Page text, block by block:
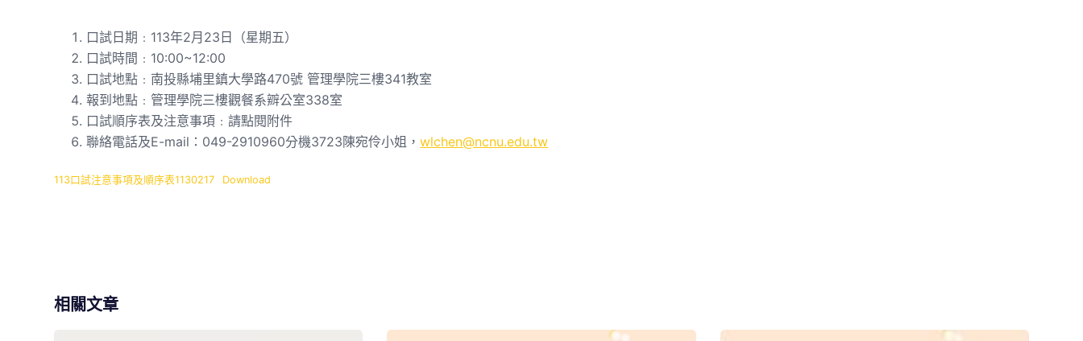
口試日期﹕113年2月23日（星期五）
口試時間﹕10:00~12:00
口試地點﹕南投縣埔里鎮大學路470號 管理學院三樓341教室
報到地點﹕管理學院三樓觀餐系辧公室338室
口試順序表及注意事項﹕請點閱附件
聯絡電話及E-mail：049-2910960分機3723陳宛伶小姐，wlchen@ncnu.edu.tw
113口試注意事項及順序表1130217 Download
相關文章